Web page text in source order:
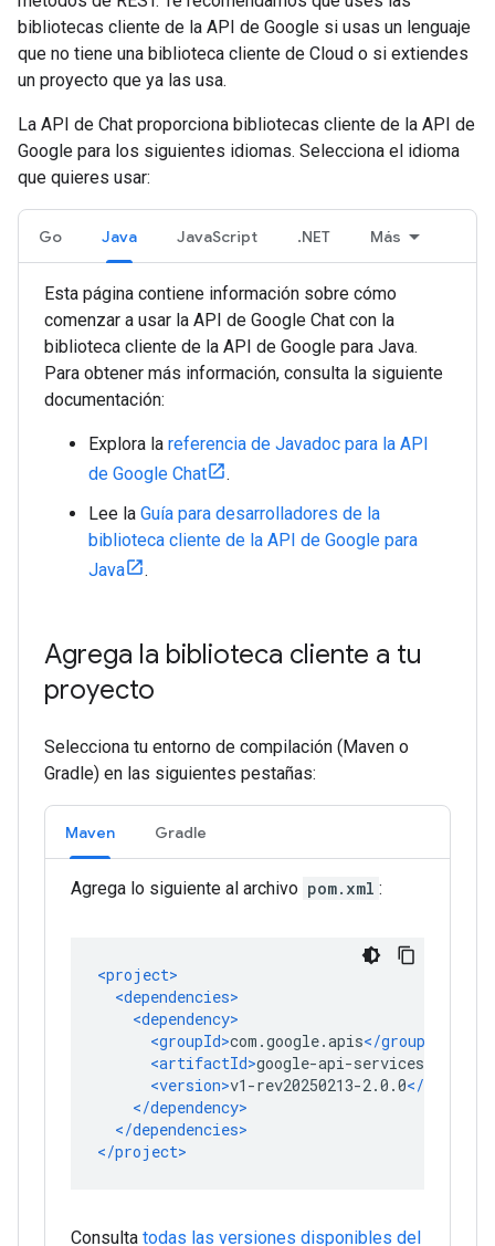
bibliotecas cliente de la API de Google si usas un lenguaje
que no tiene una biblioteca cliente de Cloud o si extiendes
un proyecto que ya las usa.
La API de Chat proporciona bibliotecas cliente de la API de
Google para los siguientes idiomas. Selecciona el idioma
que quieres usar:
Go Java JavaScript .NET Más
Esta página contiene información sobre cómo
comenzar a usar la API de Google Chat con la
biblioteca cliente de la API de Google para Java.
Para obtener más información, consulta la siguiente
documentación:
Explora la referencia de Javadoc para la API
de Google Chat
.
Lee la Guía para desarrolladores de la
biblioteca cliente de la API de Google para
Java
.
Agrega la biblioteca cliente a tu
proyecto
Selecciona tu entorno de compilación (Maven o
Gradle) en las siguientes pestañas:
Maven Gradle
Agrega lo siguiente al archivo pom.xml :
Consulta todas las versiones disponibles del